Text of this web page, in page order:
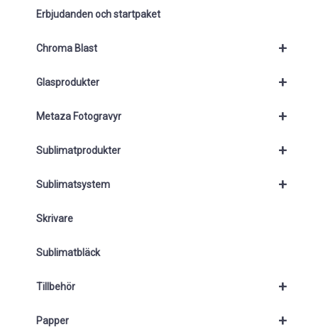
Erbjudanden och startpaket
+
Chroma Blast
+
Glasprodukter
+
Metaza Fotogravyr
+
Sublimatprodukter
+
Sublimatsystem
Skrivare
Sublimatbläck
+
Tillbehör
+
Papper